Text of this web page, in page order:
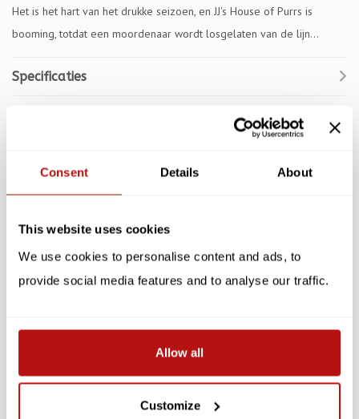
Consent Details About
This website uses cookies
We use cookies to personalise content and ads, to
provide social media features and to analyse our traffic.
Allow all
Customize
Het is het hart van het drukke seizoen, en JJ's House of Purrs is
booming, totdat een moordenaar wordt losgelaten van de lijn...
Specificaties
SALE -10%